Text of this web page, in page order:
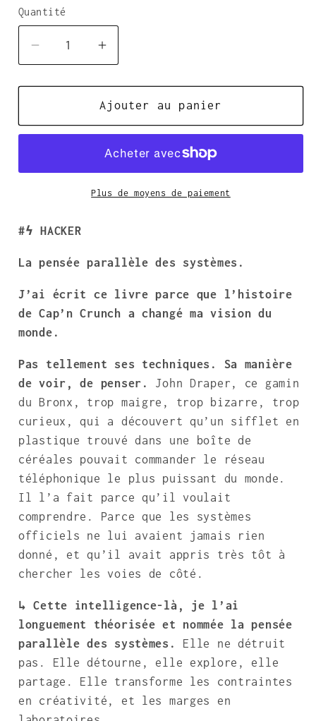
Quantité
Quantité
Réduire
la
quantité
HACKER
parallèle
systèmes.
Augmenter
la
quantité
de
HACKER
la
parallèle
Ajouter au panier
Plus de moyens de paiement
#ϟ HACKER
La pensée parallèle des systèmes.
J’ai écrit ce livre parce que l’histoire
de Cap’n Crunch a changé ma vision du
monde.
Pas tellement ses techniques. Sa manière
de voir, de penser. John Draper, ce gamin
du Bronx, trop maigre, trop bizarre, trop
curieux, qui a découvert qu’un sifflet en
plastique trouvé dans une boîte de
céréales pouvait commander le réseau
téléphonique le plus puissant du monde.
Il l’a fait parce qu’il voulait
comprendre. Parce que les systèmes
officiels ne lui avaient jamais rien
donné, et qu’il avait appris très tôt à
chercher les voies de côté.
↳ Cette intelligence-là, je l’ai
longuement théorisée et nommée la pensée
parallèle des systèmes.
Elle ne détruit
pas. Elle détourne, elle explore, elle
partage. Elle transforme les contraintes
en créativité, et les marges en